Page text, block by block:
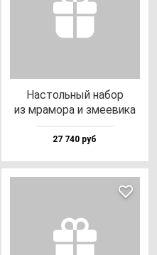
Нас­толь­ный на­бор
из мра­мо­ра и зме­еви­ка
27 740 руб